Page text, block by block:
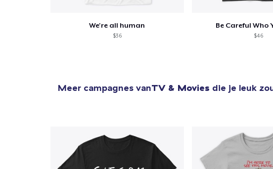
We're all human
$36
Be Careful Who
$46
Meer campagnes vanTV & Movies die je leuk